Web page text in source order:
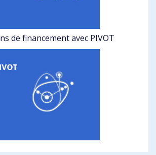
de financement avec PIVOT